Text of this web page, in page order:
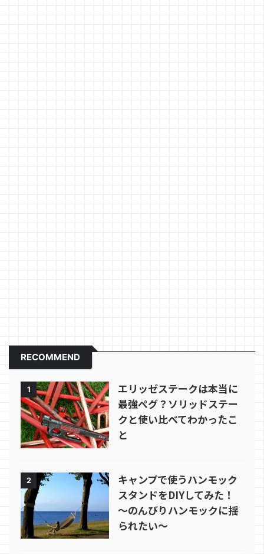
RECOMMEND
1
エリッゼステークは本当に
最強ペグ？ソリッドステー
クと使い比べてわかったこ
と
2
キャンプで使うハンモック
スタンドをDIYしてみた！
～のんびりハンモックに揺
られたい～